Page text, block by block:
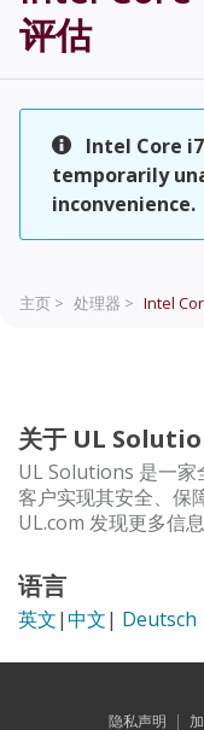
评估
Intel Core
temporarily
inconvenience.
主页 > 处理器 > Intel
关于 UL
UL Solutions 是一家
客户实现其安全、保
UL.com 发现更多信息
语言
英文|中文| Deutsch
隐私声明 |